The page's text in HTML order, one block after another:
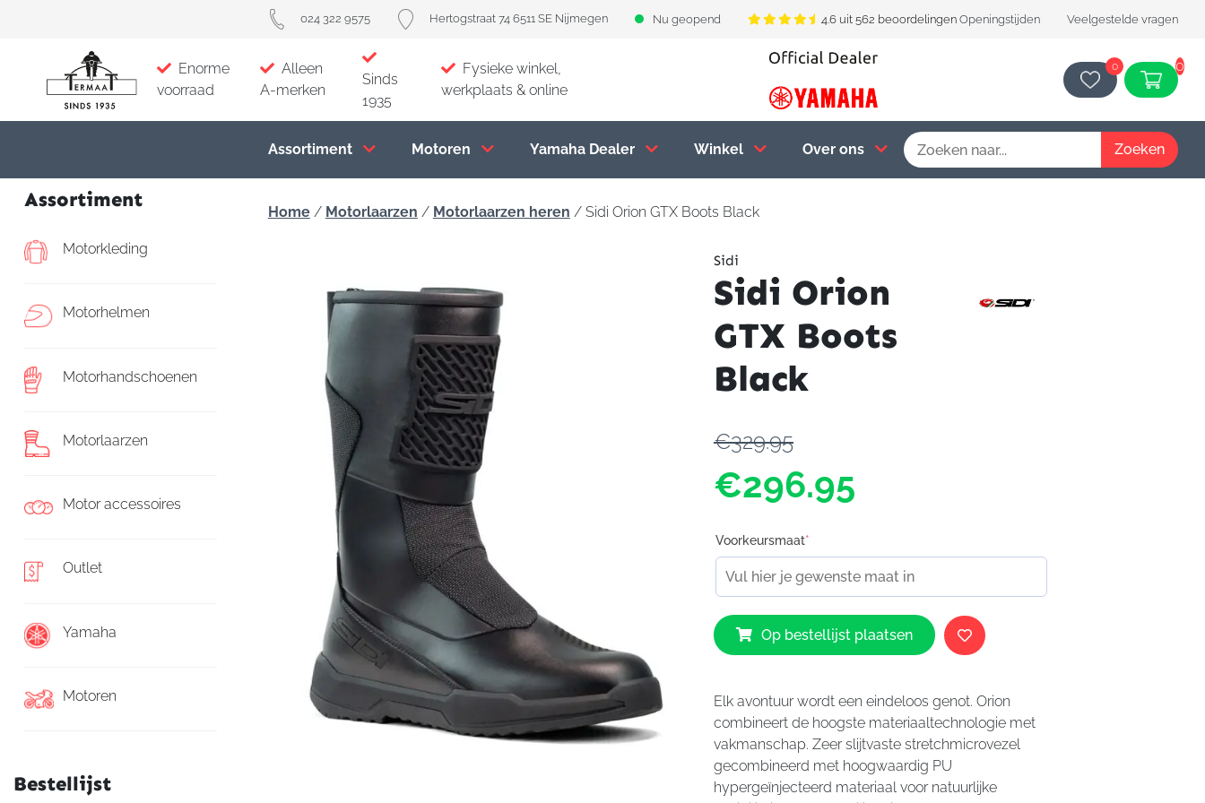
024 322 9575 Hertogstraat 74 6511 SE Nijmegen Nu geopend 4.6 uit 562 beoordelingen Openingstijden Veelgestelde vragen
Enorme
voorraad
Alleen
A-merken
Sinds
1935
Fysieke winkel,
werkplaats & online
0 0
Assortiment Motoren Yamaha Dealer Winkel Over ons
Assortiment
Motorkleding
Motorhelmen
Motorhandschoenen
Motorlaarzen
Motor accessoires
Outlet
Yamaha
Motoren
Bestellijst
Home/ Motorlaarzen / Motorlaarzen heren / Sidi Orion GTX Boots Black
Sidi
Sidi Orion
GTX Boots
Black
€329.95
€296.95
Voorkeursmaat*
Sidi
Orion
GTX
Black
aantal
Op bestellijst plaatsen
Elk avontuur wordt een eindeloos genot. Orion
combineert de hoogste materiaaltechnologie met
vakmanschap. Zeer slijtvaste stretchmicrovezel
gecombineerd met hoogwaardig PU
hypergeïnjecteerd materiaal voor natuurlijke